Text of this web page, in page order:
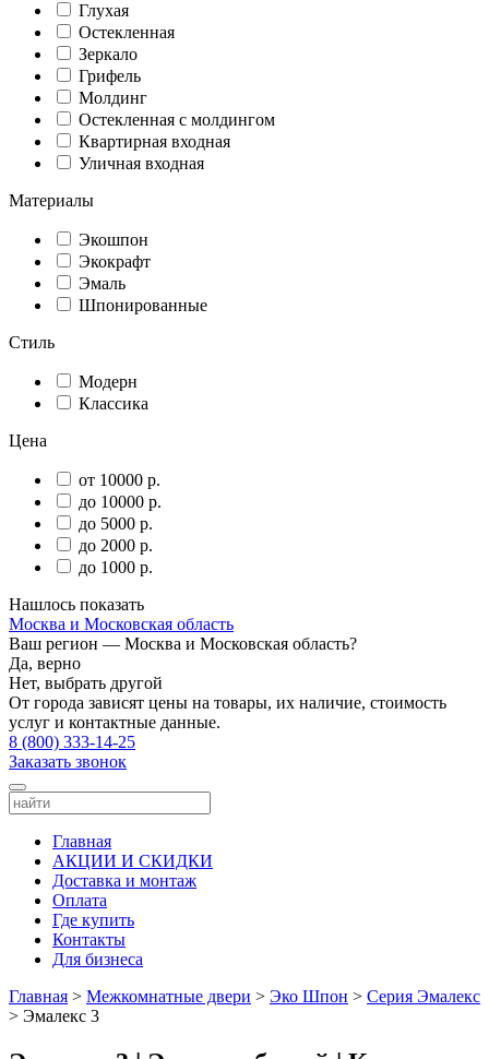
Глухая
Остекленная
Зеркало
Грифель
Молдинг
Остекленная с молдингом
Квартирная входная
Уличная входная
Материалы
Экошпон
Экокрафт
Эмаль
Шпонированные
Стиль
Модерн
Классика
Цена
от 10000 р.
до 10000 р.
до 5000 р.
до 2000 р.
до 1000 р.
Нашлось показать
Москва и Московская область
Ваш регион — Москва и Московская область?
Да, верно
Нет, выбрать другой
От города зависят цены на товары, их наличие, стоимость
услуг и контактные данные.
8 (800) 333-14-25
Заказать звонок
Главная
АКЦИИ И СКИДКИ
Доставка и монтаж
Оплата
Где купить
Контакты
Для бизнеса
Главная > Межкомнатные двери > Эко Шпон > Серия Эмалекс
> Эмалекс 3